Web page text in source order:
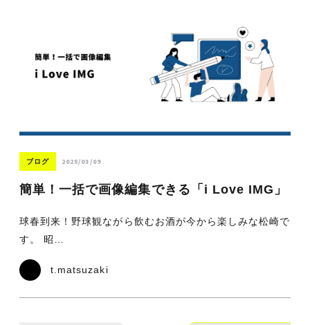
ブログ 2025/03/09
簡単！一括で画像編集できる「i Love IMG」
球春到来！野球観ながら飲むお酒が今から楽しみな松崎で
す。 昭…
t.matsuzaki